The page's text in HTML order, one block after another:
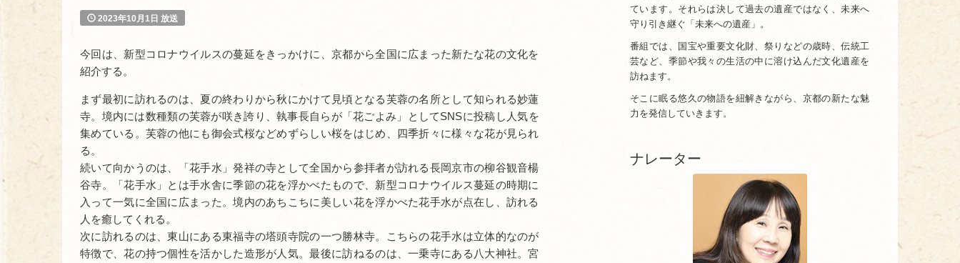
2023年10月1日 放送
今回は、新型コロナウイルスの蔓延をきっかけに、京都から全国に広まった新たな花の文化を
紹介する。
まず最初に訪れるのは、夏の終わりから秋にかけて見頃となる芙蓉の名所として知られる妙蓮
寺。境内には数種類の芙蓉が咲き誇り、執事長自らが「花ごよみ」としてSNSに投稿し人気を
集めている。芙蓉の他にも御会式桜などめずらしい桜をはじめ、四季折々に様々な花が見られ
る。
続いて向かうのは、「花手水」発祥の寺として全国から参拝者が訪れる長岡京市の柳谷観音楊
谷寺。「花手水」とは手水舎に季節の花を浮かべたもので、新型コロナウイルス蔓延の時期に
入って一気に全国に広まった。境内のあちこちに美しい花を浮かべた花手水が点在し、訪れる
人を癒してくれる。
次に訪れるのは、東山にある東福寺の塔頭寺院の一つ勝林寺。こちらの花手水は立体的なのが
特徴で、花の持つ個性を活かした造形が人気。最後に訪ねるのは、一乗寺にある八大神社。宮
ています。それらは決して過去の遺産ではなく、未来へ
守り引き継ぐ「未来への遺産」。
番組では、国宝や重要文化財、祭りなどの歳時、伝統工
芸など、季節や我々の生活の中に溶け込んだ文化遺産を
訪ねます。
そこに眠る悠久の物語を紐解きながら、京都の新たな魅
力を発信していきます。
ナレーター